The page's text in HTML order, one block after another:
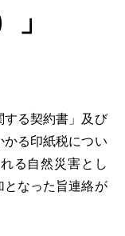
る契約書」及び
かる印紙税につい
る自然災害とし
なった旨連絡が